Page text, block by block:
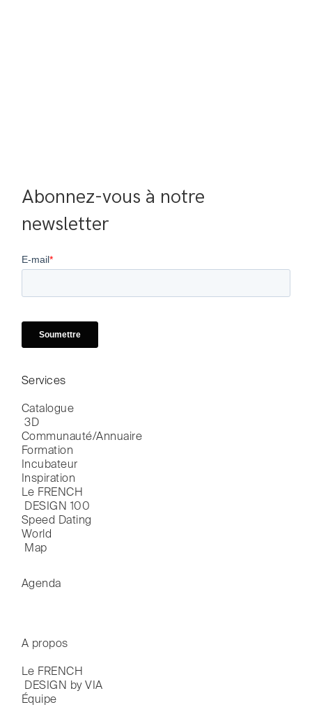
Abonnez-vous à notre
newsletter
Services
Catalogue
3D
Communauté/Annuaire
Formation
Incubateur
Inspiration
Le FRENCH
DESIGN 100
Speed Dating
World
Map
Agenda
A propos
Le FRENCH
DESIGN by VIA
Équipe